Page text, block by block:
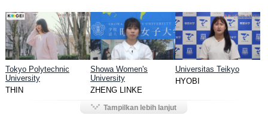
Tokyo Polytechnic
University
THIN
Showa Women's
University
ZHENG LINKE
Universitas Teikyo
HYOBI
Tampilkan lebih lanjut